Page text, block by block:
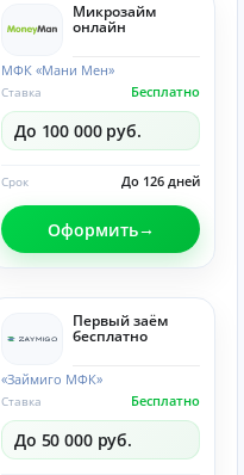
Микрозайм
онлайн
МФК «Мани Мен»
Бесплатно
Ставка
До 100 000 руб.
До 126 дней
Срок
Оформить
Первый заём
бесплатно
«Займиго МФК»
Бесплатно
Ставка
До 50 000 руб.